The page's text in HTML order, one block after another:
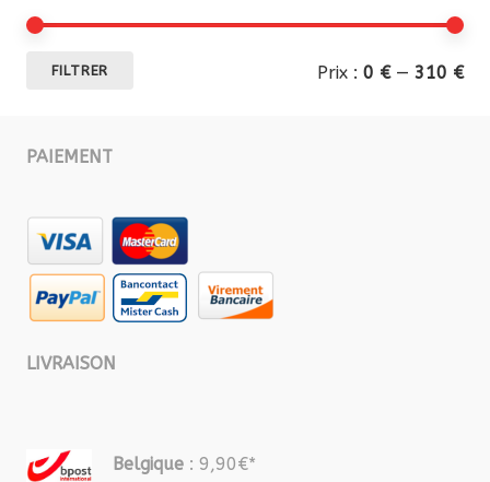
FILTRER Prix : 0 €— 310 €
PAIEMENT
LIVRAISON
Belgique : 9,90€*